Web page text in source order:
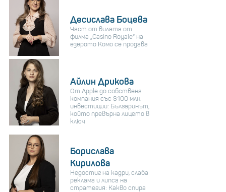
Десислава Боцева
Част от вилата от
филма „Casino Royale“ на
езерото Комо се продава
Айлин Дрикова
От Apple до собствена
компания със $100 млн.
инвестиции: Българинът,
който превърна лицето в
ключ
Борислава
Кирилова
Недостиг на кадри, слаба
реклама и липса на
стратегия: Какво спира